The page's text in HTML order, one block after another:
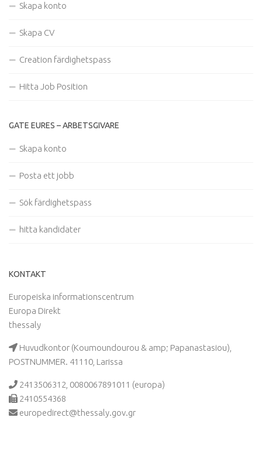
Skapa konto
Skapa CV
Creation färdighetspass
Hitta Job Position
GATE EURES – ARBETSGIVARE
Skapa konto
Posta ett jobb
Sök färdighetspass
hitta kandidater
KONTAKT
Europeiska informationscentrum
Europa Direkt
thessaly
Huvudkontor (Koumoundourou & amp; Papanastasiou),
POSTNUMMER. 41110, Larissa
2413506312, 0080067891011 (europa)
2410554368
europedirect@thessaly.gov.gr